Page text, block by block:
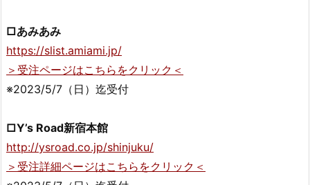
□あみあみ
https://slist.amiami.jp/
＞受注ページはこちらをクリック＜
※2023/5/7（日）迄受付
□Y’s Road新宿本館
http://ysroad.co.jp/shinjuku/
＞受注詳細ページはこちらをクリック＜